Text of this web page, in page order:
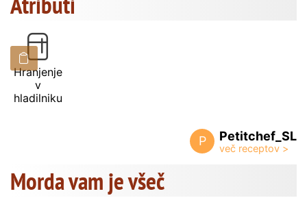
Hranjenje
v
hladilniku
P Petitchef_SL
Morda vam je všeč